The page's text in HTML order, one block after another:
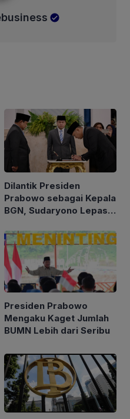
Dilantik Presiden
Prabowo sebagai Kepala
BGN, Sudaryono Lepas
Presiden Prabowo
Mengaku Kaget Jumlah
BUMN Lebih dari Seribu